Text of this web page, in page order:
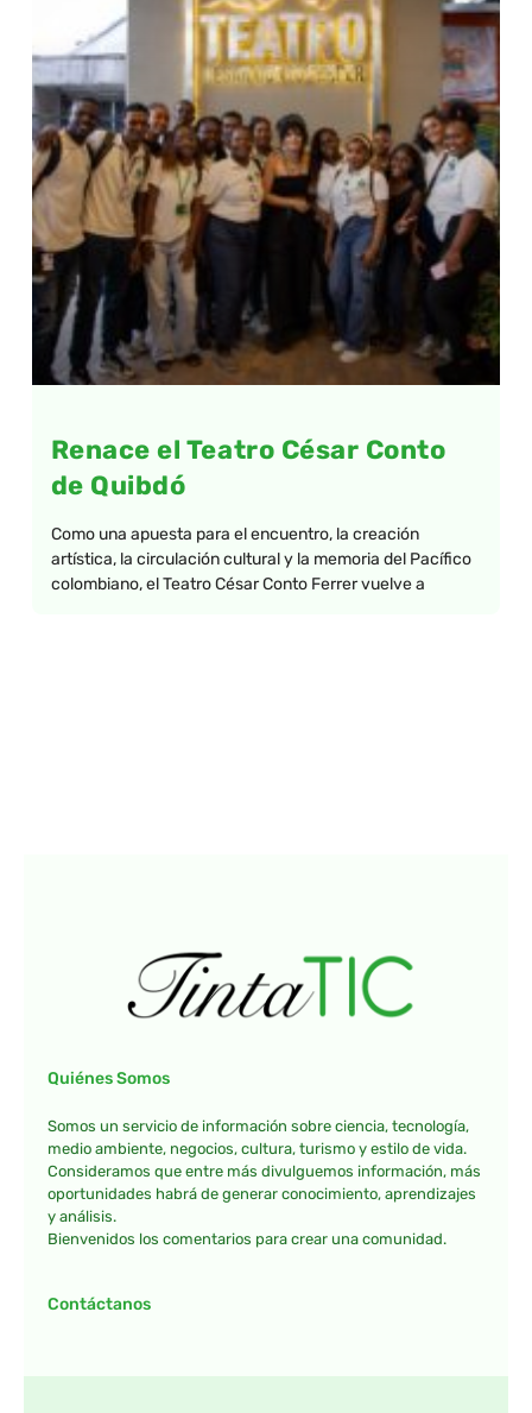
Renace el Teatro César Conto
de Quibdó
Como una apuesta para el encuentro, la creación
artística, la circulación cultural y la memoria del Pacífico
colombiano, el Teatro César Conto Ferrer vuelve a
Quiénes Somos
Somos un servicio de información sobre ciencia, tecnología,
medio ambiente, negocios, cultura, turismo y estilo de vida.
Consideramos que entre más divulguemos información, más
oportunidades habrá de generar conocimiento, aprendizajes
y análisis.
Bienvenidos los comentarios para crear una comunidad.
Contáctanos